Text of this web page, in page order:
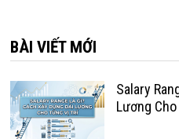
BÀI VIẾT MỚI
Salary
Lương